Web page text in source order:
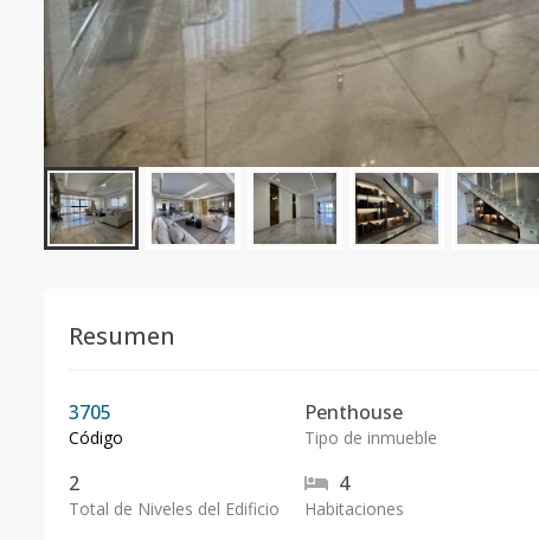
Resumen
3705
Código
Penthouse
Tipo de inmueble
2
Total de Niveles del Edificio
4
Habitaciones